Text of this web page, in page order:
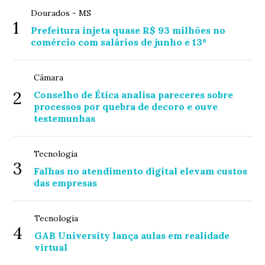
1
Dourados - MS
Prefeitura injeta quase R$ 93 milhões no
comércio com salários de junho e 13º
2
Câmara
Conselho de Ética analisa pareceres sobre
processos por quebra de decoro e ouve
testemunhas
3
Tecnologia
Falhas no atendimento digital elevam custos
das empresas
4
Tecnologia
GAB University lança aulas em realidade
virtual